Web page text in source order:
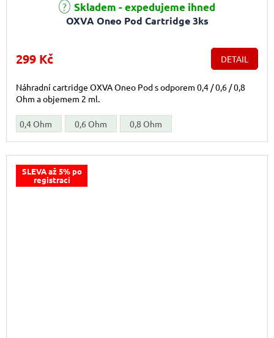
OXVA Oneo Pod Cartridge 3ks
Průměrné hodnocení produktu je 5,0 z 5 hvězdiček.
Skladem - expedujeme ihned
299 Kč DETAIL
Náhradní cartridge OXVA Oneo Pod s odporem 0,4 / 0,6 / 0,8
Ohm a objemem 2 ml.
0,4 Ohm 0,6 Ohm 0,8 Ohm
SLEVA až 5% po
registraci